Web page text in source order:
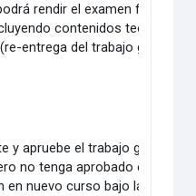
rendir el examen final bajo
contenidos teóricos
entrega del trabajo grupal
y apruebe el trabajo grupal y
no tenga aprobado el
en nuevo curso bajo la